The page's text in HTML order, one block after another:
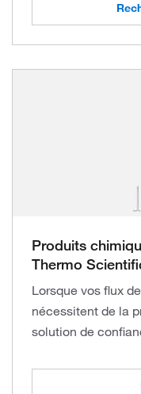
Produits
Thermo
Lorsque vos flux
nécessitent de la
solution de